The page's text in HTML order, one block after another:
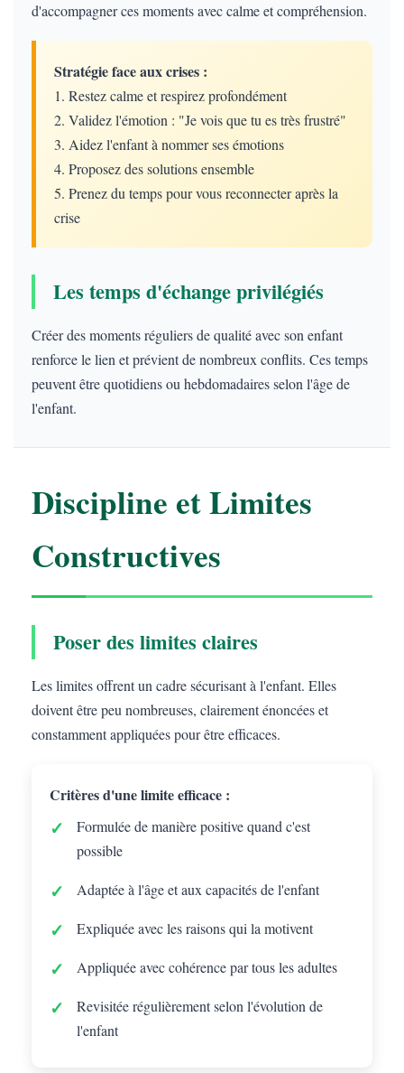
d'accompagner ces moments avec calme et compréhension.
Stratégie face aux crises :
1. Restez calme et respirez profondément
2. Validez l'émotion : "Je vois que tu es très frustré"
3. Aidez l'enfant à nommer ses émotions
4. Proposez des solutions ensemble
5. Prenez du temps pour vous reconnecter après la
crise
Les temps d'échange privilégiés
Créer des moments réguliers de qualité avec son enfant
renforce le lien et prévient de nombreux conflits. Ces temps
peuvent être quotidiens ou hebdomadaires selon l'âge de
l'enfant.
Discipline et Limites
Constructives
Poser des limites claires
Les limites offrent un cadre sécurisant à l'enfant. Elles
doivent être peu nombreuses, clairement énoncées et
constamment appliquées pour être efficaces.
Critères d'une limite efficace :
Formulée de manière positive quand c'est
possible
Adaptée à l'âge et aux capacités de l'enfant
Expliquée avec les raisons qui la motivent
Appliquée avec cohérence par tous les adultes
Revisitée régulièrement selon l'évolution de
l'enfant